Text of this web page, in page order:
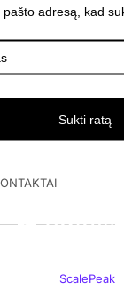
TAISYKLĖS
ScalePeak
pašto adresą, kad
Sukti ratą